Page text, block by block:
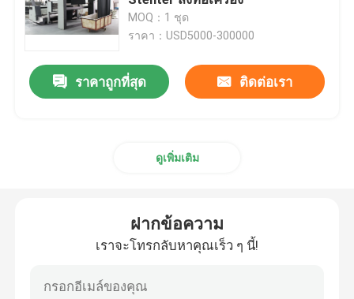
เครื่องตั้งความร้อนผ้า
เครื่องย้อมผ้า
เครื่องพิมพ์สิ่งทอ
MOQ：1 ชุด
ราคา：USD5000-300000
ราคาถูกที่สุด ติดต่อเรา
ดูเพิ่มเติม
ฝากข้อความ
เราจะโทรกลับหาคุณเร็ว ๆ นี้!